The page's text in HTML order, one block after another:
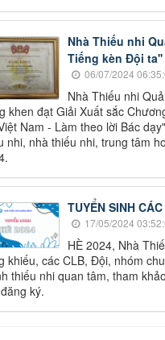
Nhà Thiếu nhi
Tiếng kèn Đội ta''
06/07/2024
​​​​​​​Nhà Thiếu nhi
khen đạt Giải Xuất sắc
Nam - Làm theo lời Bác
nhi, nhà thiếu nhi, trung tâm
TUYỂN SINH
17/05/2024
HÈ 2024, Nhà
khiếu, các CLB, Đội, nhóm
thiếu nhi quan tâm, tham
ký.